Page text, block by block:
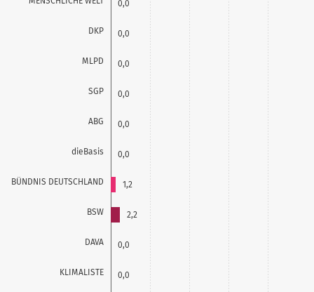
DKP
MLPD
SGP
ABG
dieBasis
BÜNDNIS DEUTSCHLAND
BSW
DAVA
KLIMALISTE
0,0
0,0
0,0
0,0
0,0
0,0
1,2
2,2
0,0
0,0